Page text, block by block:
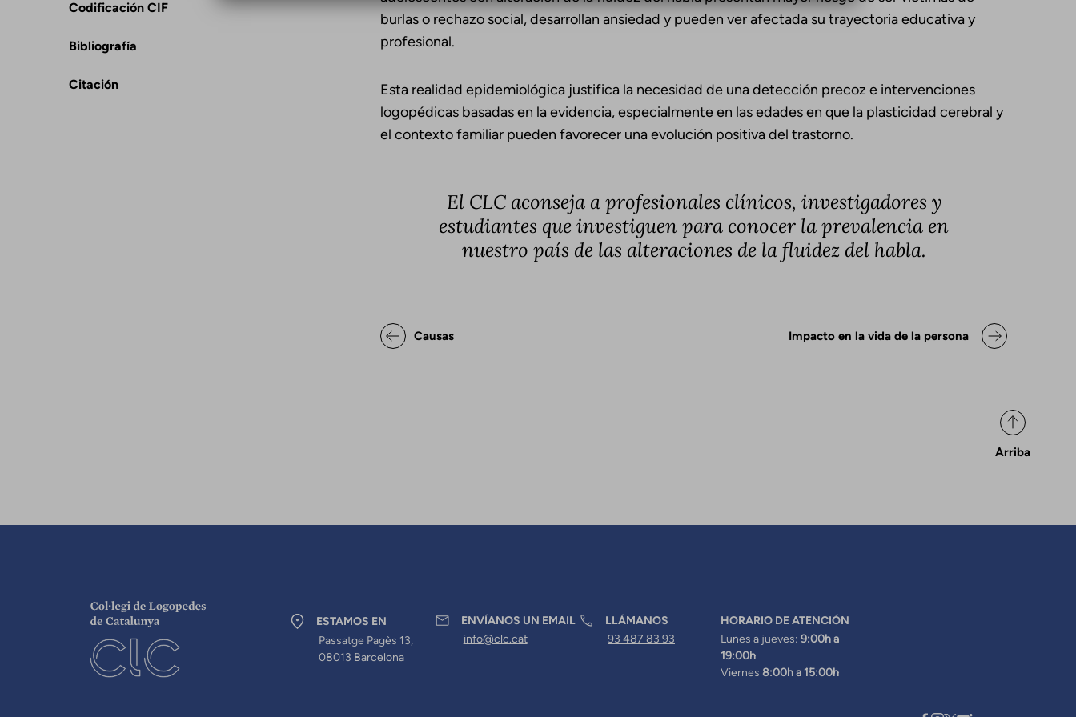
Codificación CIF
Bibliografía
Citación
burlas o rechazo social, desarrollan ansiedad y pueden ver afectada su trayectoria educativa y
profesional.
Esta realidad epidemiológica justifica la necesidad de una detección precoz e intervenciones
logopédicas basadas en la evidencia, especialmente en las edades en que la plasticidad cerebral y
el contexto familiar pueden favorecer una evolución positiva del trastorno.
El CLC aconseja a profesionales clínicos, investigadores y
estudiantes que investiguen para conocer la prevalencia en
nuestro país de las alteraciones de la fluidez del habla.
Enlaces transversales de Book para Declaración de
Causas
Arriba
Impacto en la vida de la persona
ESTAMOS EN
Passatge Pagès 13,
08013 Barcelona
ENVÍANOS UN EMAIL
info@clc.cat
LLÁMANOS
93 487 83 93
HORARIO DE ATENCIÓN
Lunes a jueves: 9:00h a
19:00h
Viernes 8:00h a 15:00h